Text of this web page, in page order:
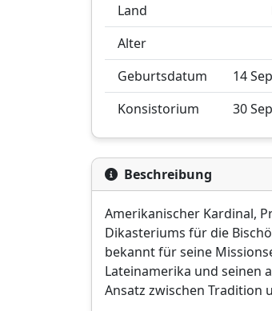
Land
Alter
Geburtsdatum
14
Konsistorium
30
Beschreibung
Amerikanischer Kardinal,
Dikasteriums für die
bekannt für seine
Lateinamerika und seinen
Ansatz zwischen Tradition